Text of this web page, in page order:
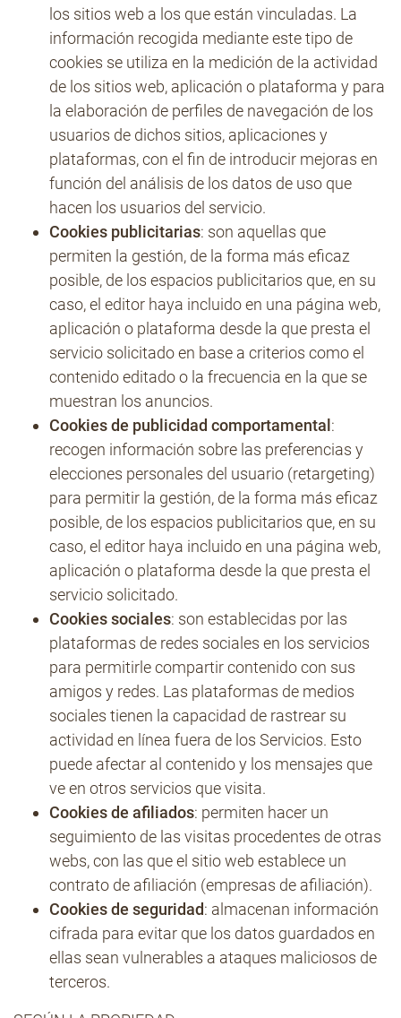
los sitios web a los que están vinculadas. La
información recogida mediante este tipo de
cookies se utiliza en la medición de la actividad
de los sitios web, aplicación o plataforma y para
la elaboración de perfiles de navegación de los
usuarios de dichos sitios, aplicaciones y
plataformas, con el fin de introducir mejoras en
función del análisis de los datos de uso que
hacen los usuarios del servicio.
Cookies publicitarias: son aquellas que
permiten la gestión, de la forma más eficaz
posible, de los espacios publicitarios que, en su
caso, el editor haya incluido en una página web,
aplicación o plataforma desde la que presta el
servicio solicitado en base a criterios como el
contenido editado o la frecuencia en la que se
muestran los anuncios.
Cookies de publicidad comportamental :
recogen información sobre las preferencias y
elecciones personales del usuario (retargeting)
para permitir la gestión, de la forma más eficaz
posible, de los espacios publicitarios que, en su
caso, el editor haya incluido en una página web,
aplicación o plataforma desde la que presta el
servicio solicitado.
Cookies sociales: son establecidas por las
plataformas de redes sociales en los servicios
para permitirle compartir contenido con sus
amigos y redes. Las plataformas de medios
sociales tienen la capacidad de rastrear su
actividad en línea fuera de los Servicios. Esto
puede afectar al contenido y los mensajes que
ve en otros servicios que visita.
Cookies de afiliados: permiten hacer un
seguimiento de las visitas procedentes de otras
webs, con las que el sitio web establece un
contrato de afiliación (empresas de afiliación).
Cookies de seguridad: almacenan información
cifrada para evitar que los datos guardados en
ellas sean vulnerables a ataques maliciosos de
terceros.